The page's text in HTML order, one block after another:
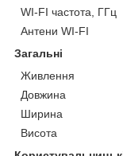
WI-FI частота, ГГц
Антени WI-FI
Загальні
Живлення
Довжина
Ширина
Висота